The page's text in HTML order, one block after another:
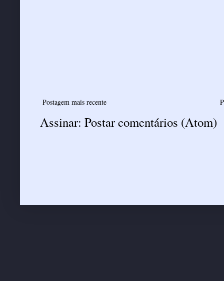
Postagem mais recente
Assinar: Postar comentários (Atom)